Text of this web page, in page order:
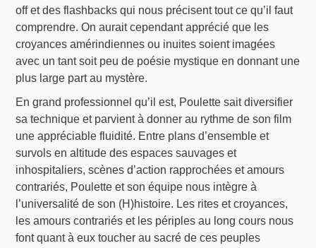
off et des flashbacks qui nous précisent tout ce qu’il faut
comprendre. On aurait cependant apprécié que les
croyances amérindiennes ou inuites soient imagées
avec un tant soit peu de poésie mystique en donnant une
plus large part au mystère.
En grand professionnel qu’il est, Poulette sait diversifier
sa technique et parvient à donner au rythme de son film
une appréciable fluidité. Entre plans d’ensemble et
survols en altitude des espaces sauvages et
inhospitaliers, scènes d’action rapprochées et amours
contrariés, Poulette et son équipe nous intègre à
l’universalité de son (H)histoire. Les rites et croyances,
les amours contrariés et les périples au long cours nous
font quant à eux toucher au sacré de ces peuples